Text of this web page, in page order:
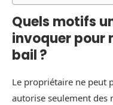
Quels motifs
invoquer pour
bail ?
Le propriétaire ne peut
autorise seulement des